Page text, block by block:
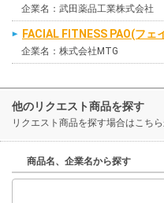
企業名：武田薬品工業株式会社
FACIAL FITNESS PAO(フ
企業名：株式会社MTG
他のリクエスト商品を探す
リクエスト商品を探す場合はこちら
商品名、企業名から探す